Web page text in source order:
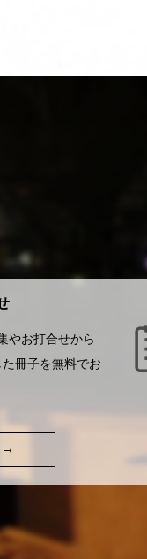
やお打合せから
冊子を無料でお
→